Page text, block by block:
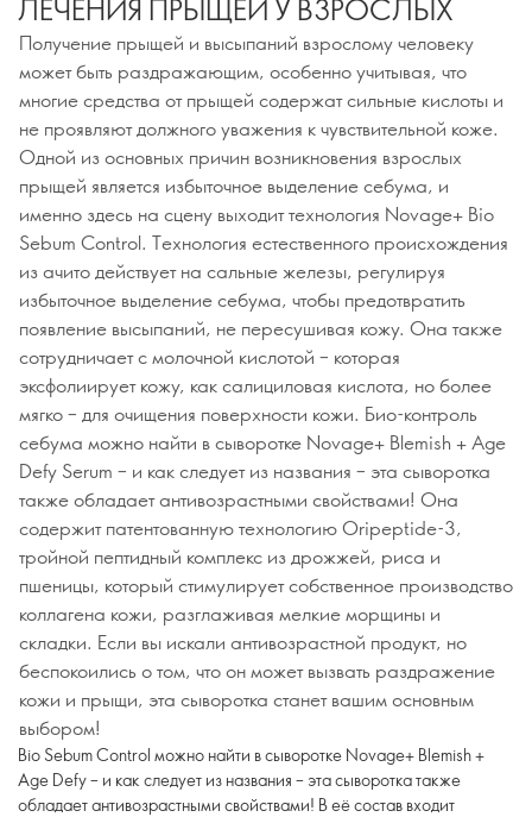
ЛЕЧЕНИЯ ПРЫЩЕЙ У ВЗРОСЛЫХ
Получение прыщей и высыпаний взрослому человеку
может быть раздражающим, особенно учитывая, что
многие средства от прыщей содержат сильные кислоты и
не проявляют должного уважения к чувствительной коже.
Одной из основных причин возникновения взрослых
прыщей является избыточное выделение себума, и
именно здесь на сцену выходит технология Novage+ Bio
Sebum Control. Технология естественного происхождения
из ачито действует на сальные железы, регулируя
избыточное выделение себума, чтобы предотвратить
появление высыпаний, не пересушивая кожу. Она также
сотрудничает с молочной кислотой – которая
эксфолиирует кожу, как салициловая кислота, но более
мягко – для очищения поверхности кожи. Био-контроль
себума можно найти в сыворотке Novage+ Blemish + Age
Defy Serum – и как следует из названия – эта сыворотка
также обладает антивозрастными свойствами! Она
содержит патентованную технологию Oripeptide-3,
тройной пептидный комплекс из дрожжей, риса и
пшеницы, который стимулирует собственное производство
коллагена кожи, разглаживая мелкие морщины и
складки. Если вы искали антивозрастной продукт, но
беспокоились о том, что он может вызвать раздражение
кожи и прыщи, эта сыворотка станет вашим основным
выбором!
Bio Sebum Control можно найти в сыворотке Novage+ Blemish +
Age Defy – и как следует из названия – эта сыворотка также
обладает антивозрастными свойствами! В её состав входит